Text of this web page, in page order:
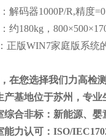
解码器1000P/R,精度
约180kg，
正版WIN7家庭版系统
在您选择我们力高检
产基地位于苏州，专业
综合非标： 新能源、婴
能力认可： ISO/